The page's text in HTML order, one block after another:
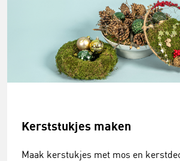
Kerststukjes maken
Maak kerstukjes met mos en